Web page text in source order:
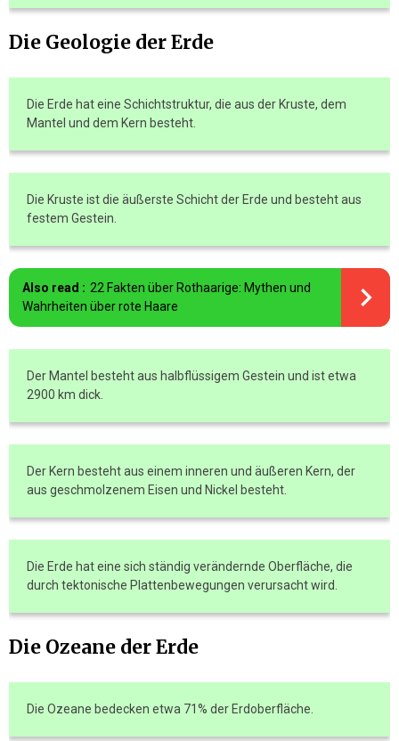
Die Geologie der Erde
Die Erde hat eine Schichtstruktur, die aus der Kruste, dem
Mantel und dem Kern besteht.
Die Kruste ist die äußerste Schicht der Erde und besteht aus
festem Gestein.
Also read : 22 Fakten über Rothaarige: Mythen und
Wahrheiten über rote Haare
Der Mantel besteht aus halbflüssigem Gestein und ist etwa
2900 km dick.
Der Kern besteht aus einem inneren und äußeren Kern, der
aus geschmolzenem Eisen und Nickel besteht.
Die Erde hat eine sich ständig verändernde Oberfläche, die
durch tektonische Plattenbewegungen verursacht wird.
Die Ozeane der Erde
Die Ozeane bedecken etwa 71% der Erdoberfläche.